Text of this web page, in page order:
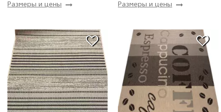
Размеры и цены Размеры и цены